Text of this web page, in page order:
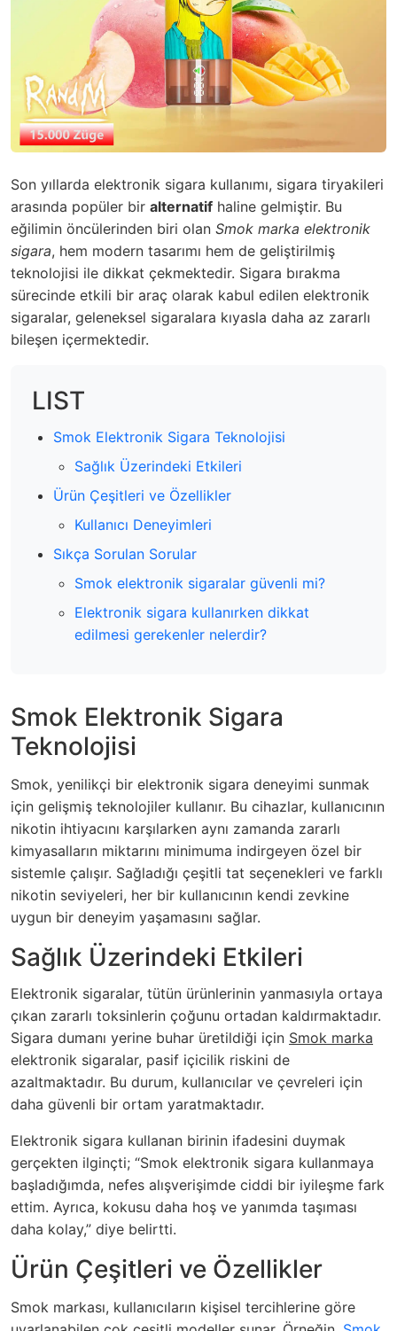
Son yıllarda elektronik sigara kullanımı, sigara tiryakileri
arasında popüler bir alternatif haline gelmiştir. Bu
eğilimin öncülerinden biri olan Smok marka elektronik
sigara, hem modern tasarımı hem de geliştirilmiş
teknolojisi ile dikkat çekmektedir. Sigara bırakma
sürecinde etkili bir araç olarak kabul edilen elektronik
sigaralar, geleneksel sigaralara kıyasla daha az zararlı
bileşen içermektedir.
LIST
Smok Elektronik Sigara Teknolojisi
Sağlık Üzerindeki Etkileri
Ürün Çeşitleri ve Özellikler
Kullanıcı Deneyimleri
Sıkça Sorulan Sorular
Smok elektronik sigaralar güvenli mi?
Elektronik sigara kullanırken dikkat
edilmesi gerekenler nelerdir?
Smok Elektronik Sigara
Teknolojisi
Smok, yenilikçi bir elektronik sigara deneyimi sunmak
için gelişmiş teknolojiler kullanır. Bu cihazlar, kullanıcının
nikotin ihtiyacını karşılarken aynı zamanda zararlı
kimyasalların miktarını minimuma indirgeyen özel bir
sistemle çalışır. Sağladığı çeşitli tat seçenekleri ve farklı
nikotin seviyeleri, her bir kullanıcının kendi zevkine
uygun bir deneyim yaşamasını sağlar.
Sağlık Üzerindeki Etkileri
Elektronik sigaralar, tütün ürünlerinin yanmasıyla ortaya
çıkan zararlı toksinlerin çoğunu ortadan kaldırmaktadır.
Sigara dumanı yerine buhar üretildiği için Smok marka
elektronik sigaralar, pasif içicilik riskini de
azaltmaktadır. Bu durum, kullanıcılar ve çevreleri için
daha güvenli bir ortam yaratmaktadır.
Elektronik sigara kullanan birinin ifadesini duymak
gerçekten ilginçti; “Smok elektronik sigara kullanmaya
başladığımda, nefes alışverişimde ciddi bir iyileşme fark
ettim. Ayrıca, kokusu daha hoş ve yanımda taşıması
daha kolay,” diye belirtti.
Ürün Çeşitleri ve Özellikler
Smok markası, kullanıcıların kişisel tercihlerine göre